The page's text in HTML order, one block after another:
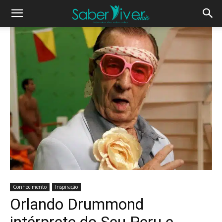
Conhecimento Inspiração
Orlando Drummond